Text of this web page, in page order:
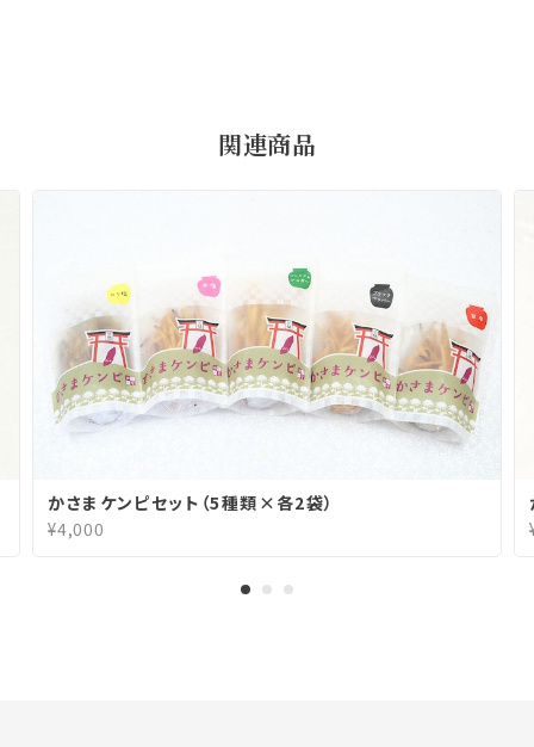
関連商品
かさまケンピセット（5種類×各2袋）
¥4,000